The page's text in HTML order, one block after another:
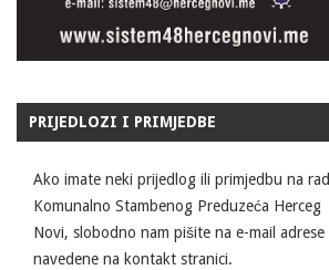
PRIJEDLOZI I PRIMJEDBE
Ako imate neki prijedlog ili primjedbu na rad
Komunalno Stambenog Preduzeća Herceg
Novi, slobodno nam pišite na e-mail adrese
navedene na kontakt stranici.